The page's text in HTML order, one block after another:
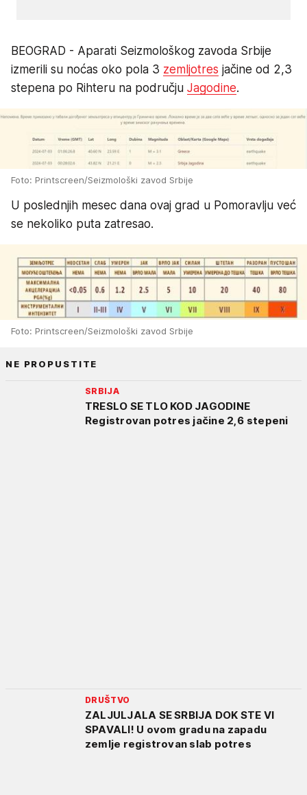
BEOGRAD - Aparati Seizmološkog zavoda Srbije
izmerili su noćas oko pola 3 zemljotres jačine od 2,3
stepena po Rihteru na području Jagodine.
Foto: Printscreen/Seizmološki zavod Srbije
U poslednjih mesec dana ovaj grad u Pomoravlju već
se nekoliko puta zatresao.
Foto: Printscreen/Seizmološki zavod Srbije
NE PROPUSTITE
SRBIJA
TRESLO SE TLO KOD JAGODINE
Registrovan potres jačine 2,6 stepeni
DRUŠTVO
ZALJULJALA SE SRBIJA DOK STE VI
SPAVALI! U ovom gradu na zapadu
zemlje registrovan slab potres